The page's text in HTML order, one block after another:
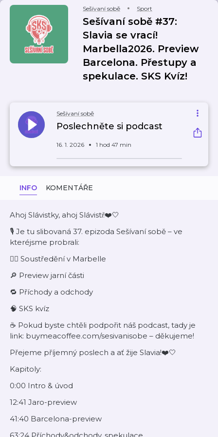
Sešívaní sobě Sport
Sešívaní sobě #37:
Slavia se vrací!
Marbella2026. Preview
Barcelona. Přestupy a
spekulace. SKS Kvíz!
Sešívaní sobě
Poslechněte si podcast
16. 1. 2026 1 hod 47 min
INFO KOMENTÁŘE
Ahoj Slávistky, ahoj Slávisti!❤️🤍
🎙️ Je tu slibovaná 37. epizoda Sešívaní sobě – ve
kteréjsme probrali:
🏋️‍♂️ Soustředění v Marbelle
🔎 Preview jarní části
🔁 Příchody a odchody
🧠 SKS kvíz
☕️ Pokud byste chtěli podpořit náš podcast, tady je
link: buymeacoffee.com/sesivanisobe – děkujeme!
Přejeme příjemný poslech a ať žije Slavia!❤️🤍
Kapitoly:
0:00 Intro & úvod
12:41 Jaro-preview
41:40 Barcelona-preview